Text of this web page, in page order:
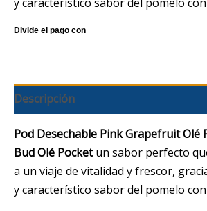
Descripción
Pod Desechable Pink Grapefruit Olé
Bud Olé Pocketun sabor perfecto
a un viaje de vitalidad y frescor,
y característico sabor del pomelo